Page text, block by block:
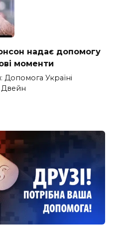
надає допомогу
моменти
Україні
Двейн